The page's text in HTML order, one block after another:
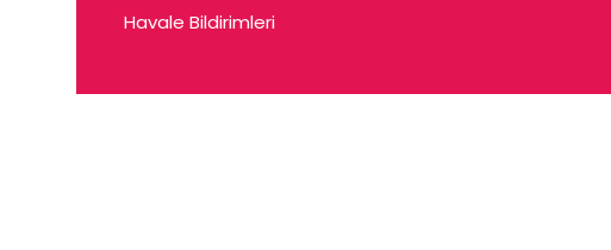
Havale Bildirimleri